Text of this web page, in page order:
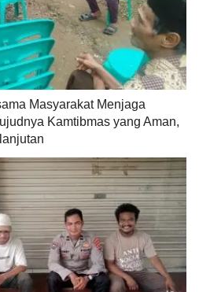
Masyarakat Menjaga
Kamtibmas yang Aman,